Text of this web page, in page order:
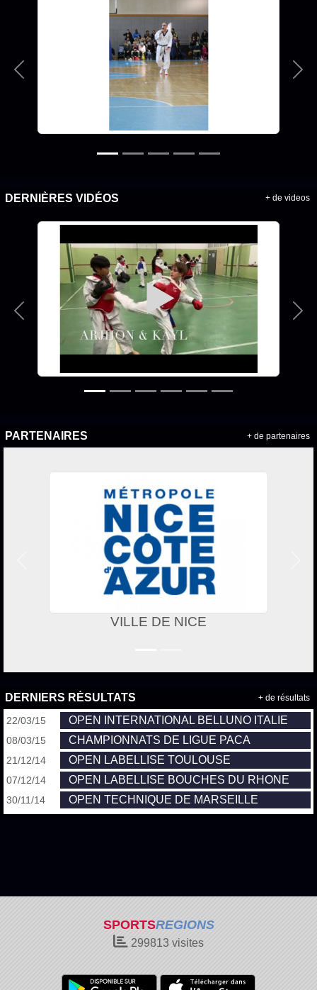
Précedent
DERNIÈRES VIDÉOS
Précedent
+ de videos
PARTENAIRES
VILLE DE NICE
+ de partenaires
DERNIERS RÉSULTATS
22/03/15 OPEN INTERNATIONAL BELLUNO ITALIE
08/03/15 CHAMPIONNATS DE LIGUE PACA
21/12/14 OPEN LABELLISE TOULOUSE
07/12/14 OPEN LABELLISE BOUCHES DU RHONE
30/11/14 OPEN TECHNIQUE DE MARSEILLE
+ de résultats
SPORTSREGIONS
299813 visites